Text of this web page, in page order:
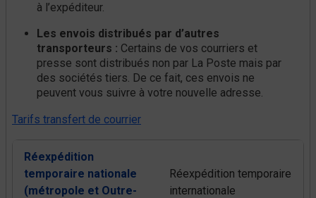
à l’expéditeur.
Les envois distribués par d’autres
transporteurs : Certains de vos courriers et
presse sont distribués non par La Poste mais par
des sociétés tiers. De ce fait, ces envois ne
peuvent vous suivre à votre nouvelle adresse.
Tarifs transfert de courrier
Réexpédition
temporaire nationale
(métropole et Outre-
Réexpédition temporaire
internationale